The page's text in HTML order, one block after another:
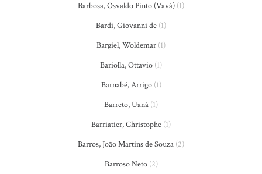
Barbosa, Osvaldo Pinto (Vavá) (1)
Bardi, Giovanni de (1)
Bargiel, Woldemar (1)
Bariolla, Ottavio (1)
Barnabé, Arrigo(1)
Barreto, Uaná (1)
Barriatier, Christophe (1)
Barros, João Martins de Souza (2)
Barroso Neto(2)